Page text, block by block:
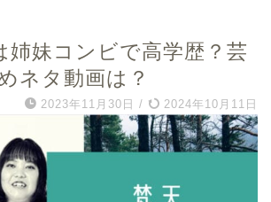
姉妹コンビで高学歴？芸
ネタ動画は？
2023年11月30日 / 2024年10月11日